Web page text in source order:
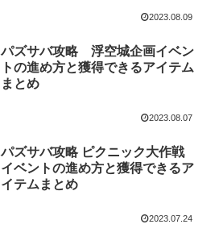
2023.08.09
パズサバ攻略 浮空城企画イベン
トの進め方と獲得できるアイテム
まとめ
2023.08.07
パズサバ攻略 ピクニック大作戦
イベントの進め方と獲得できるア
イテムまとめ
2023.07.24